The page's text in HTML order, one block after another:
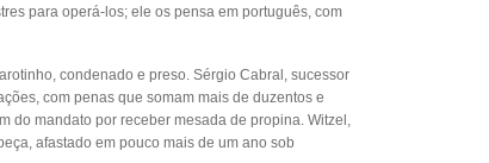
para operá-los; ele os pensa em português, com
condenado e preso. Sérgio Cabral, sucessor
com penas que somam mais de duzentos e
do mandato por receber mesada de propina. Witzel,
afastado em pouco mais de um ano sob